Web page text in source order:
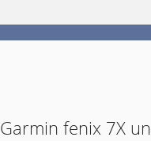
Garmin fenix 7X